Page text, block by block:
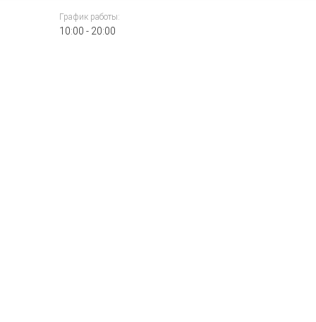
График работы:
10:00 - 20:00